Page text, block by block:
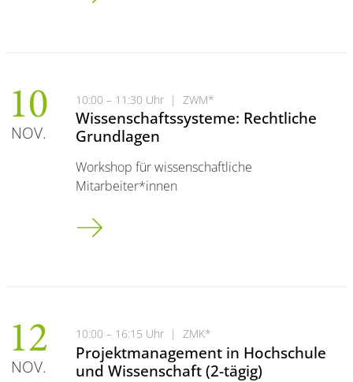
10
NOV.
10:00 – 11:30 Uhr | ZWM*
Wissenschaftssysteme: Rechtliche
Grundlagen
Workshop für wissenschaftliche
Mitarbeiter*innen
Wissenschaftssysteme: Rechtliche Grundlagen
12
NOV.
10:00 – 16:15 Uhr | ZMK*
Projektmanagement in Hochschule
und Wissenschaft (2-tägig)